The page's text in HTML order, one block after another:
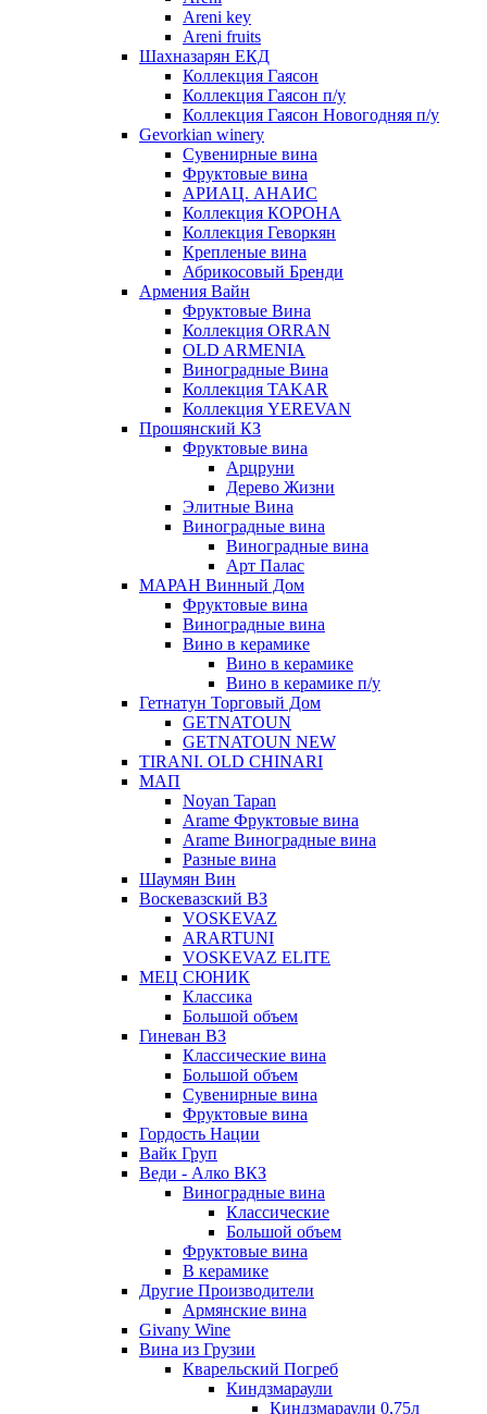
Areni key
Areni fruits
Шахназарян ЕКД
Коллекция Гаясон
Коллекция Гаясон п/у
Коллекция Гаясон Новогодняя п/у
Gevorkian winery
Сувенирные вина
Фруктовые вина
АРИАЦ. АНАИС
Коллекция КОРОНА
Коллекция Геворкян
Крепленые вина
Абрикосовый Бренди
Армения Вайн
Фруктовые Вина
Коллекция ORRAN
OLD ARMENIA
Виноградные Вина
Коллекция TAKAR
Коллекция YEREVAN
Прошянский КЗ
Фруктовые вина
Арцруни
Дерево Жизни
Элитные Вина
Виноградные вина
Виноградные вина
Арт Палас
МАРАН Винный Дом
Фруктовые вина
Виноградные вина
Вино в керамике
Вино в керамике
Вино в керамике п/у
Гетнатун Торговый Дом
GETNATOUN
GETNATOUN NEW
TIRANI. OLD CHINARI
МАП
Noyan Tapan
Arame Фруктовые вина
Arame Виноградные вина
Разные вина
Шаумян Вин
Воскевазский ВЗ
VOSKEVAZ
ARARTUNI
VOSKEVAZ ELITE
МЕЦ СЮНИК
Классика
Большой объем
Гиневан ВЗ
Классические вина
Большой объем
Сувенирные вина
Фруктовые вина
Гордость Нации
Вайк Груп
Веди - Алко ВКЗ
Виноградные вина
Классические
Большой объем
Фруктовые вина
В керамике
Другие Производители
Армянские вина
Givany Wine
Вина из Грузии
Кварельский Погреб
Киндзмараули
Киндзмараули 0,75л